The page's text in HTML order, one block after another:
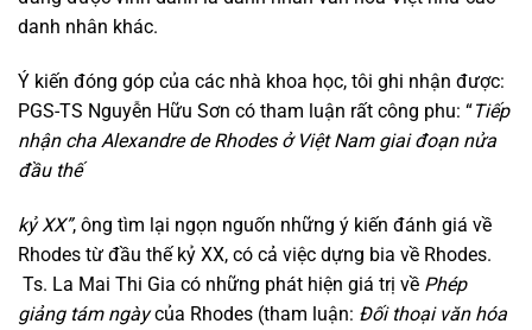
danh nhân khác.
Ý kiến đóng góp của các nhà khoa học, tôi ghi nhận được:
PGS-TS Nguyễn Hữu Sơn có tham luận rất công phu: “Tiếp
nhận cha Alexandre de Rhodes ở Việt Nam giai đoạn nửa
đầu thế
kỷ XX”, ông tìm lại ngọn nguốn những ý kiến đánh giá về
Rhodes từ đầu thế kỷ XX, có cả việc dựng bia về Rhodes.
Ts. La Mai Thi Gia có những phát hiện giá trị về Phép
giảng tám ngàycủa Rhodes (tham luận: Đối thoại văn hóa